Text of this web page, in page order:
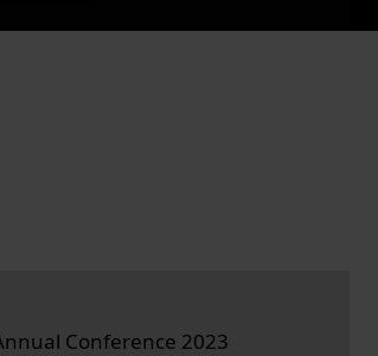
Conference 2023